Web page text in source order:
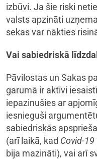
izbūvi. Ja šie riski
valsts apzināti
sekas var nākties
Vai sabiedriskā
Pāvilostas un Sakas
garumā ir aktīvi
iepazinušies ar
iesnieguši
sabiedriskās
(arī laikā, kad Covid-19
bija mazināti), vai arī